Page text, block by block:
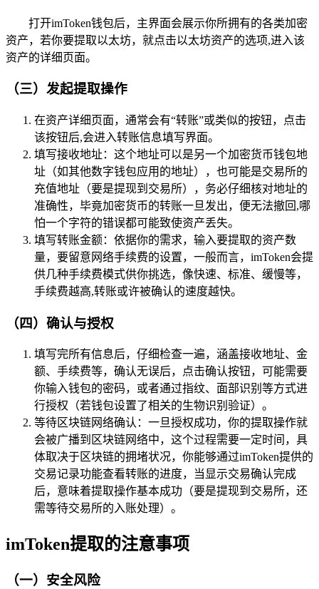
打开imToken钱包后，主界面会展示你所拥有的各类加密
资产，若你要提取以太坊，就点击以太坊资产的选项,进入该
资产的详细页面。
（三）发起提取操作
在资产详细页面，通常会有“转账”或类似的按钮，点击
该按钮后,会进入转账信息填写界面。
填写接收地址：这个地址可以是另一个加密货币钱包地
址（如其他数字钱包应用的地址），也可能是交易所的
充值地址（要是提现到交易所），务必仔细核对地址的
准确性，毕竟加密货币的转账一旦发出，便无法撤回,哪
怕一个字符的错误都可能致使资产丢失。
填写转账金额：依据你的需求，输入要提取的资产数
量，要留意网络手续费的设置，一般而言，imToken会提
供几种手续费模式供你挑选，像快速、标准、缓慢等，
手续费越高,转账或许被确认的速度越快。
（四）确认与授权
填写完所有信息后，仔细检查一遍，涵盖接收地址、金
额、手续费等，确认无误后，点击确认按钮，可能需要
你输入钱包的密码，或者通过指纹、面部识别等方式进
行授权（若钱包设置了相关的生物识别验证）。
等待区块链网络确认：一旦授权成功，你的提取操作就
会被广播到区块链网络中，这个过程需要一定时间，具
体取决于区块链的拥堵状况，你能够通过imToken提供的
交易记录功能查看转账的进度，当显示交易确认完成
后，意味着提取操作基本成功（要是提现到交易所，还
需等待交易所的入账处理）。
imToken提取的注意事项
（一）安全风险